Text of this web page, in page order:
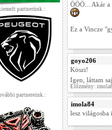
partnerünk :
partnereink :
ÖÖÖ... Akár
Ez a Vincze
goyo206
Köszi!
Igen, láttam
Előzmény:
imola84
lesz világosba